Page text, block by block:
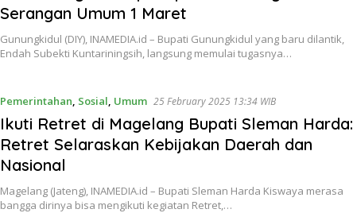
Serangan Umum 1 Maret
Gunungkidul (DIY), INAMEDIA.id – Bupati Gunungkidul yang baru dilantik,
Endah Subekti Kuntariningsih, langsung memulai tugasnya…
Pemerintahan Sosial Umum 25 February 2025 13:34 WIB
Ikuti Retret di Magelang Bupati Sleman Harda:
Retret Selaraskan Kebijakan Daerah dan
Nasional
Magelang (Jateng), INAMEDIA.id – Bupati Sleman Harda Kiswaya merasa
bangga dirinya bisa mengikuti kegiatan Retret,…